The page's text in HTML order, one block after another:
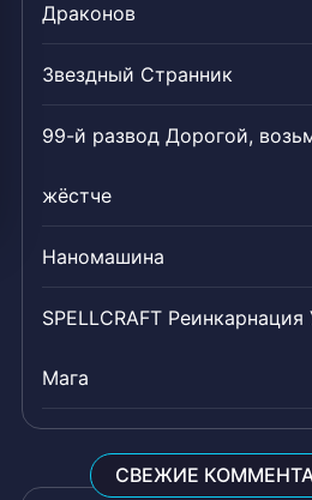
Драконов
Звездный Странник
99-й развод Дорогой,
жёстче
Наномашина
SPELLCRAFT Реинкарнация
Мага
СВЕЖИЕ